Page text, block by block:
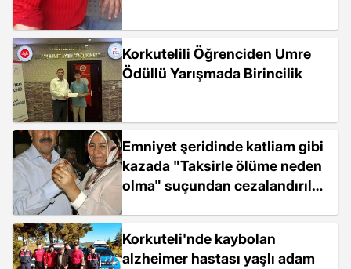
Korkutelili Öğrenciden Umre
Ödüllü Yarışmada Birincilik
Emniyet şeridinde katliam gibi
kazada "Taksirle ölüme neden
olma" suçundan cezalandırılma
Korkuteli'nde kaybolan
alzheimer hastası yaşlı adam